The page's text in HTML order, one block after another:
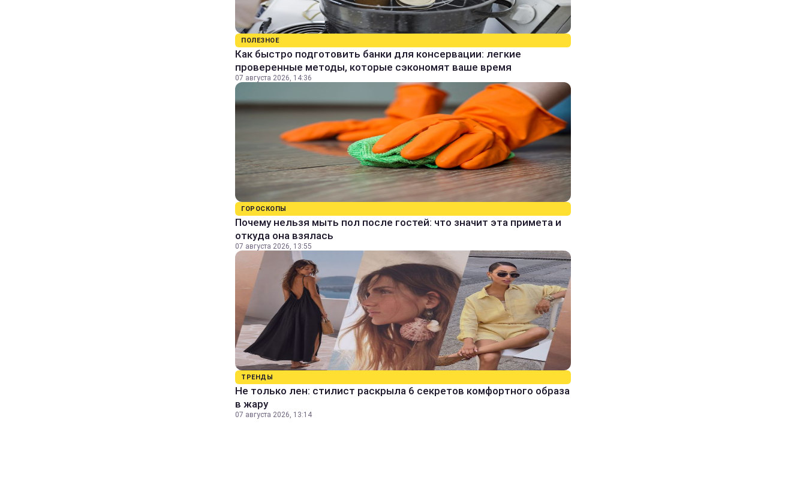
ПОЛЕЗНОЕ
Как быстро подготовить банки для консервации: легкие
проверенные методы, которые сэкономят ваше время
07 августа 2026, 14:36
ГОРОСКОПЫ
Почему нельзя мыть пол после гостей: что значит эта примета и
откуда она взялась
07 августа 2026, 13:55
ТРЕНДЫ
Не только лен: стилист раскрыла 6 секретов комфортного образа
в жару
07 августа 2026, 13:14